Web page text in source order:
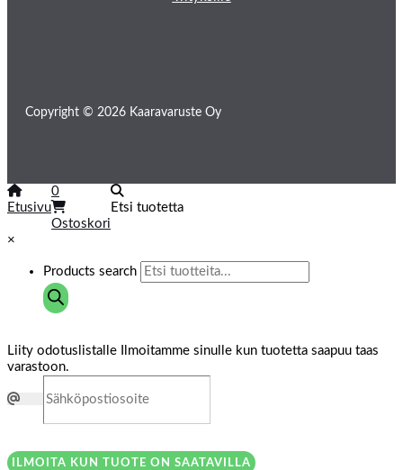
Copyright © 2026 Kaaravaruste Oy
Etusivu
0
Ostoskori
Etsi tuotetta
×
Products search
Liity odotuslistalle
Ilmoitamme sinulle kun tuotetta saapuu taas
varastoon.
ILMOITA KUN TUOTE ON SAATAVILLA